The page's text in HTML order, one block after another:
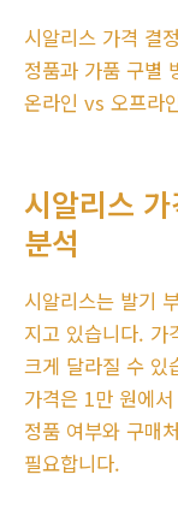
시알리스 가격 결
정품과 가품 구별
온라인 vs 오프라
시알리스
분석
시알리스는 발기
지고 있습니다. 가
크게 달라질 수
가격은 1만 원에
정품 여부와 구매
필요합니다.